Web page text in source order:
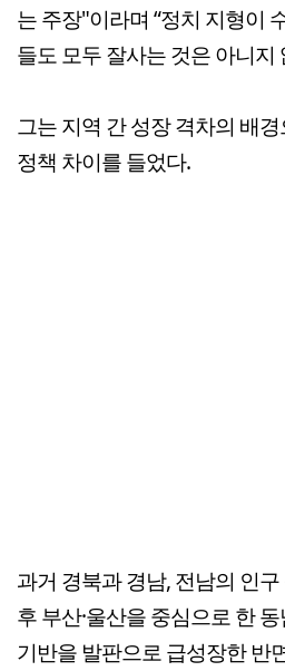
는 주장"이라며 “정치 지형이
들도 모두 잘사는 것은 아니지
그는 지역 간 성장 격차의 배
정책 차이를 들었다.
과거 경북과 경남, 전남의 인
후 부산·울산을 중심으로 한
기반을 발판으로 급성장한 반